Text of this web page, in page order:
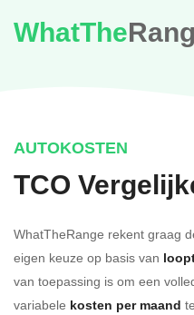
WhatThe
AUTOKOSTEN
TCO
WhatTheRange rekent graag
eigen keuze op basis van
van toepassing is om een
variabele kosten per maand